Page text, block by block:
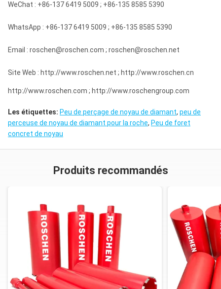
WeChat : +86-137 6419 5009 ; +86-135 8585 5390
WhatsApp : +86-137 6419 5009 ; +86-135 8585 5390
Email : roschen@roschen.com ; roschen@roschen.net
Site Web : http://www.roschen.net ; http://www.roschen.cn
http://www.roschen.com ; http://www.roschengroup.com
Les étiquettes: Peu de perçage de noyau de diamant, peu de
perceuse de noyau de diamant pour la roche, Peu de foret
concret de noyau
Produits recommandés